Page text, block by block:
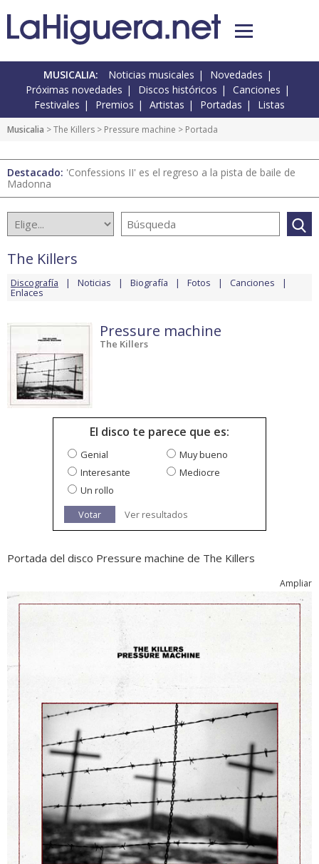
MUSICALIA: Noticias musicales
Novedades
Próximas novedades
Discos históricos
Canciones
Festivales
Premios Artistas Portadas Listas
Musicalia >The Killers > Pressure machine > Portada
Destacado: 'Confessions II' es el regreso a la pista de baile de
Madonna
The Killers
Discografía Noticias Biografía Fotos Canciones
Enlaces
Pressure machine
The Killers
El disco te parece que es:
Genial
Muy bueno
Interesante
Mediocre
Un rollo
Votar
Ver resultados
Portada del disco Pressure machine de The Killers
Ampliar